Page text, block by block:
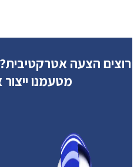
רוצים הצעה אטרקטיבית?
מטעמנו